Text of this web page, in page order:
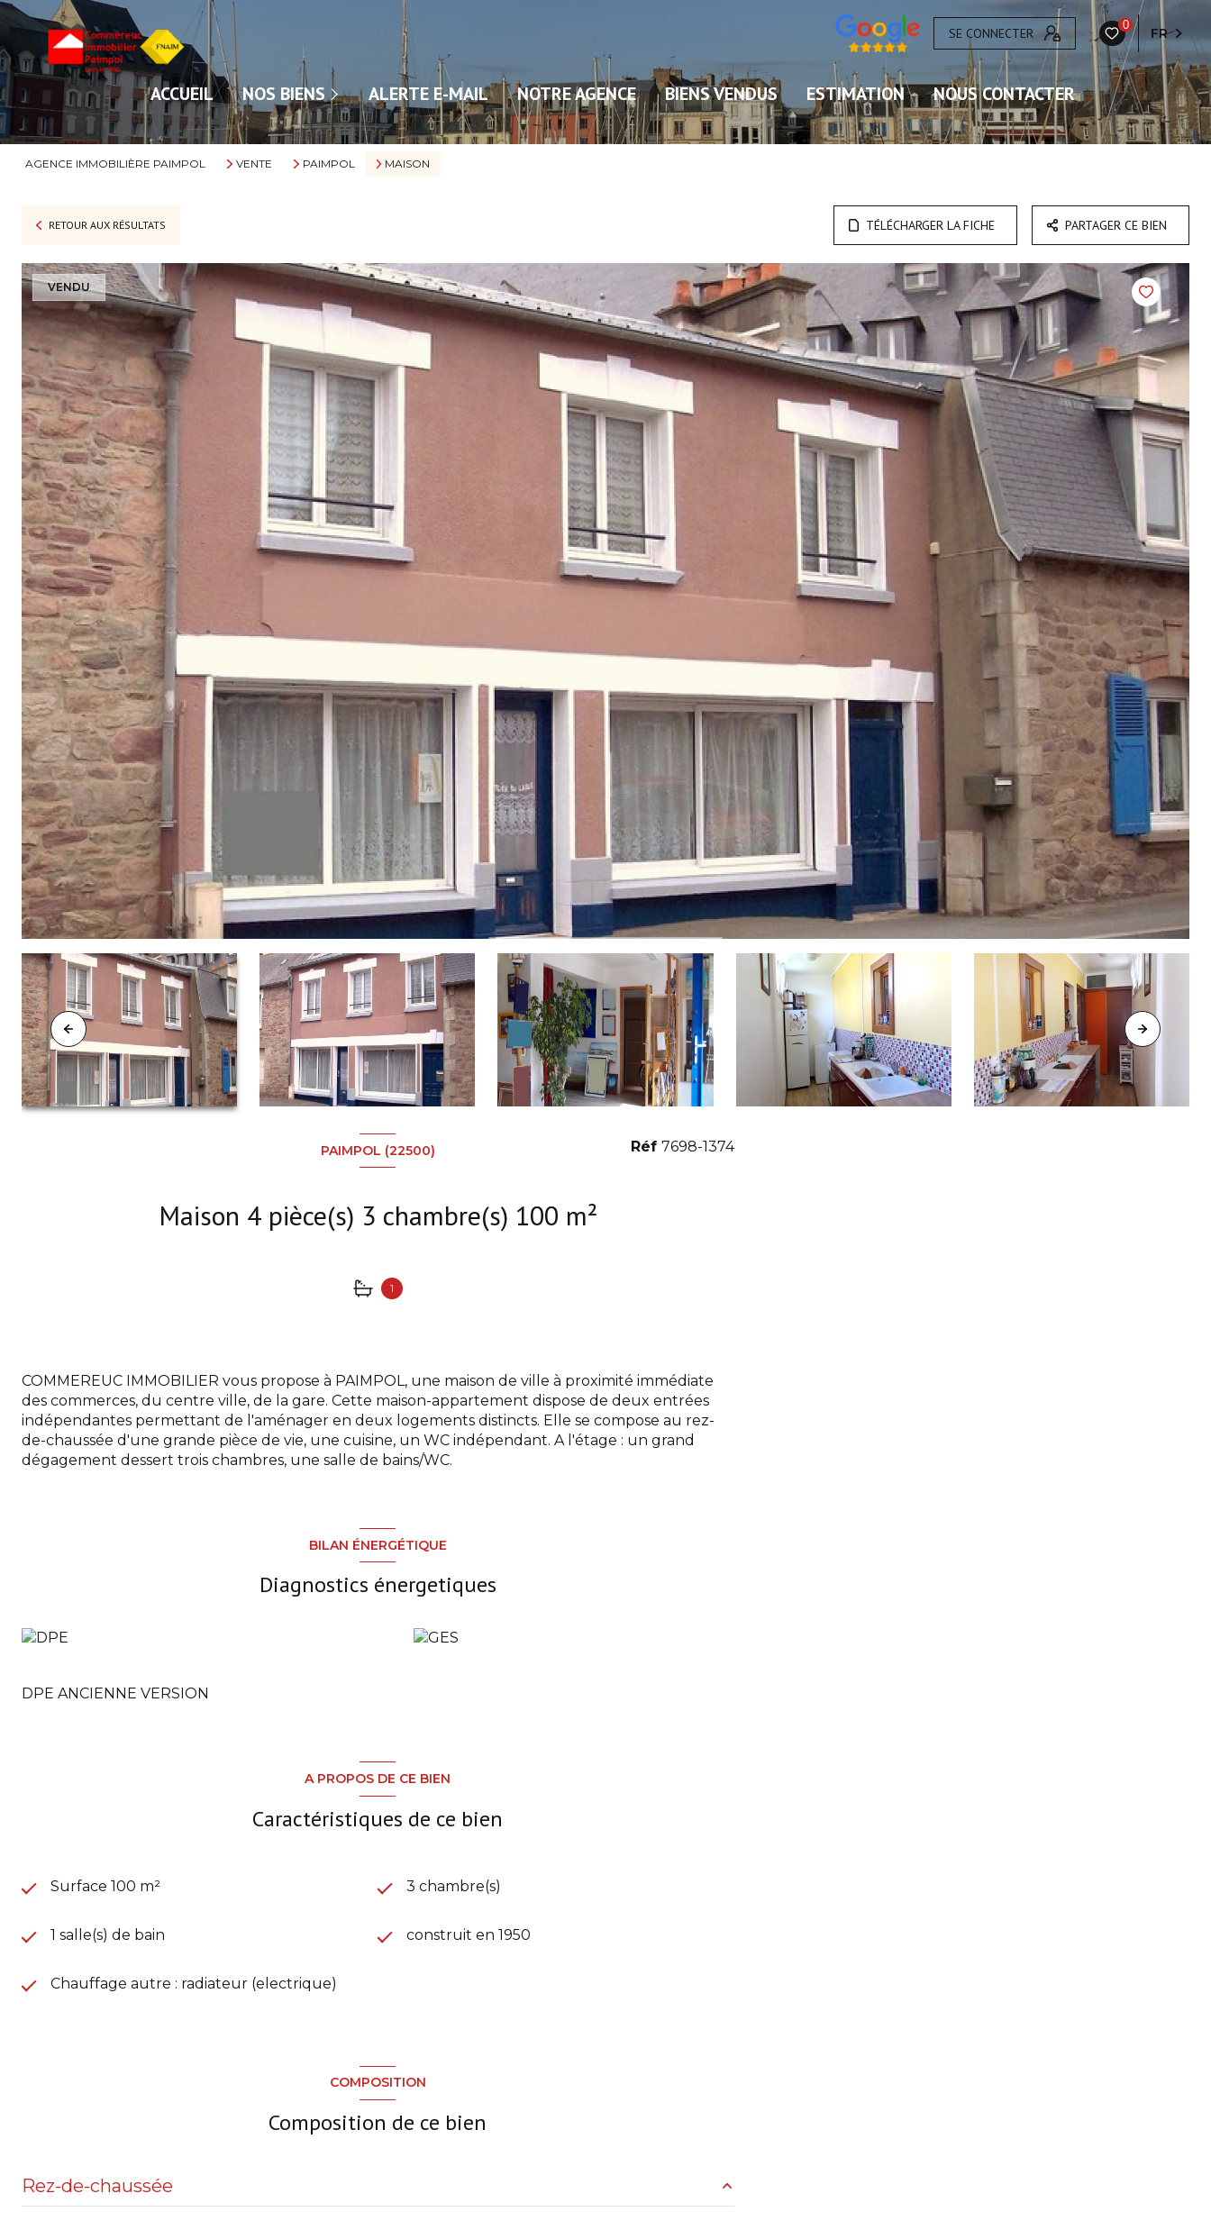
SE CONNECTER
0
FR
ACCUEIL NOS BIENS
NOS VENTES
NOS LOCATIONS
ALERTE E-MAIL NOTRE AGENCE BIENS VENDUS ESTIMATION NOUS CONTACTER
AGENCE IMMOBILIÈRE PAIMPOL VENTE PAIMPOL MAISON
RETOUR AUX RÉSULTATS TÉLÉCHARGER LA FICHE PARTAGER CE BIEN
VENDU
PAIMPOL (22500)
Maison 4 pièce(s) 3 chambre(s) 100 m²
1
Réf 7698-1374
COMMEREUC IMMOBILIER vous propose à PAIMPOL, une maison de ville à proximité immédiate
des commerces, du centre ville, de la gare. Cette maison-appartement dispose de deux entrées
indépendantes permettant de l'aménager en deux logements distincts. Elle se compose au rez-
de-chaussée d'une grande pièce de vie, une cuisine, un WC indépendant. A l'étage : un grand
dégagement dessert trois chambres, une salle de bains/WC.
BILAN ÉNERGÉTIQUE
Diagnostics énergetiques
DPE ANCIENNE VERSION
A PROPOS DE CE BIEN
Caractéristiques de ce bien
Surface 100 m² 3 chambre(s)
1 salle(s) de bain construit en 1950
Chauffage autre : radiateur (electrique)
COMPOSITION
Composition de ce bien
Rez-de-chaussée